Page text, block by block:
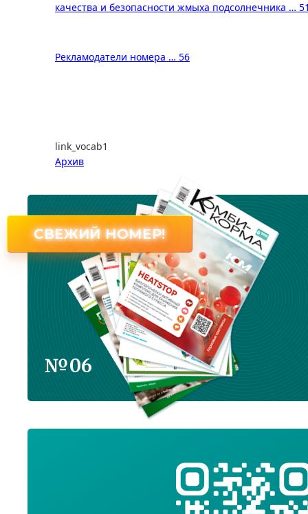
качества и безопасности жмыха подсолнечника …
Рекламодатели номера … 56
link_vocab1
Архив
СВЕЖИЙ НОМЕР!
№06